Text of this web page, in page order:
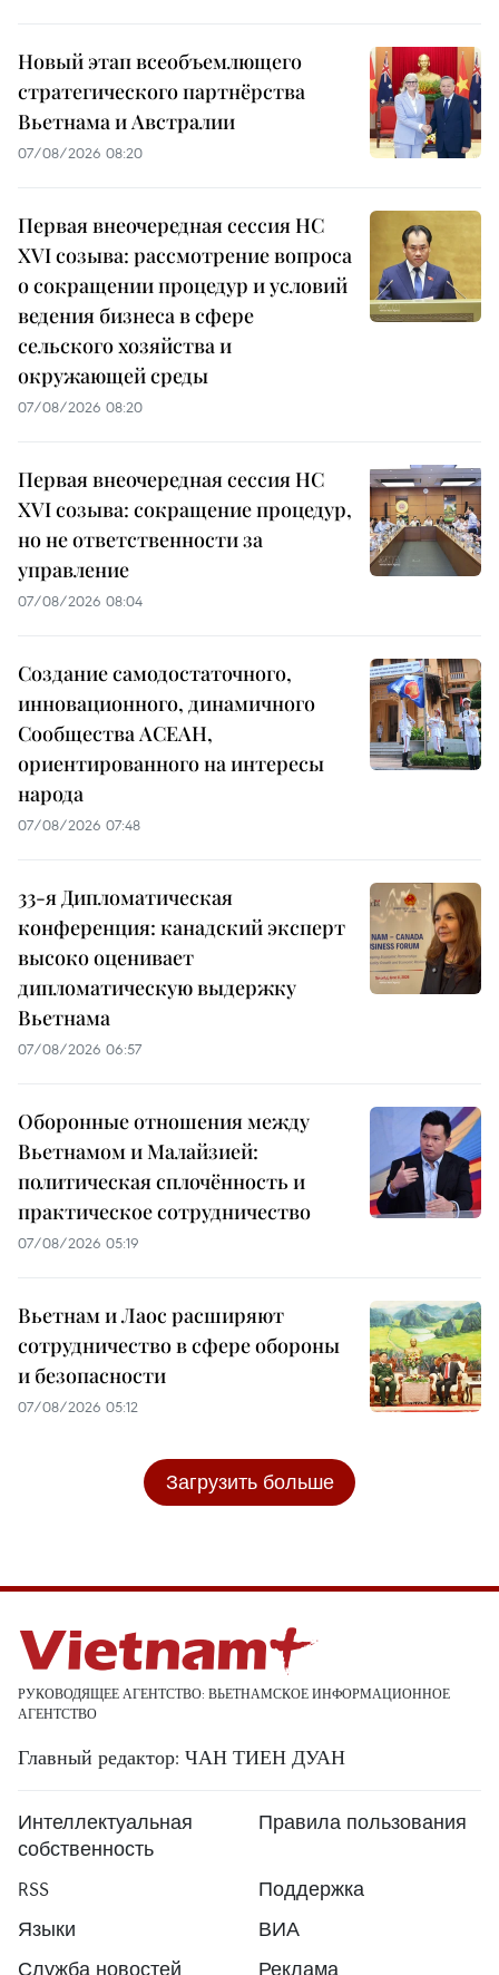
Новый этап всеобъемлющего
стратегического партнёрства
Вьетнама и Австралии
07/08/2026 08:20
Первая внеочередная сессия НС
XVI созыва: рассмотрение вопроса
о сокращении процедур и условий
ведения бизнеса в сфере
сельского хозяйства и
окружающей среды
07/08/2026 08:20
Первая внеочередная сессия НС
XVI созыва: сокращение процедур,
но не ответственности за
управление
07/08/2026 08:04
Создание самодостаточного,
инновационного, динамичного
Сообщества АСЕАН,
ориентированного на интересы
народа
07/08/2026 07:48
33-я Дипломатическая
конференция: канадский эксперт
высоко оценивает
дипломатическую выдержку
Вьетнама
07/08/2026 06:57
Оборонные отношения между
Вьетнамом и Малайзией:
политическая сплочённость и
практическое сотрудничество
07/08/2026 05:19
Вьетнам и Лаос расширяют
сотрудничество в сфере обороны
и безопасности
07/08/2026 05:12
Загрузить больше
РУКОВОДЯЩЕЕ АГЕНТСТВО: ВЬЕТНАМСКОЕ ИНФОРМАЦИОННОЕ
АГЕНТСТВО
Главный редактор: ЧАН ТИЕН ДУАН
Интеллектуальная
собственность
Правила пользования
RSS
Поддержка
Языки
ВИА
Служба новостей
Реклама